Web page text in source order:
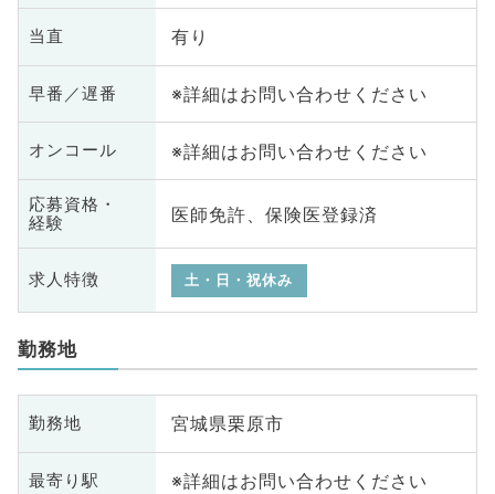
当直 有り
早番／遅番 ※詳細はお問い合わせください
オンコール ※詳細はお問い合わせください
応募資格・
経験
医師免許、保険医登録済
求人特徴 土・日・祝休み
勤務地
勤務地 宮城県栗原市
最寄り駅 ※詳細はお問い合わせください